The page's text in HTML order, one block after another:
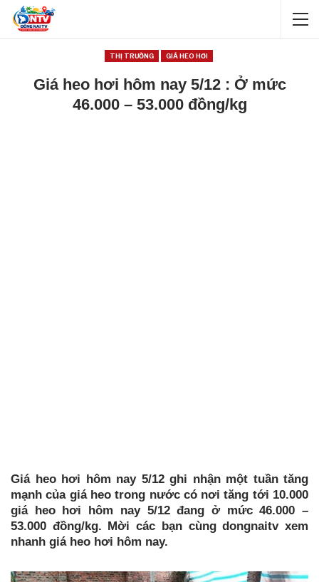
THỊ TRƯỜNG GIÁ HEO HƠI
Giá heo hơi hôm nay 5/12 : Ở mức
46.000 – 53.000 đồng/kg
Giá heo hơi hôm nay 5/12 ghi nhận một tuần tăng
mạnh của giá heo trong nước có nơi tăng tới 10.000
giá heo hơi hôm nay 5/12 đang ở mức 46.000 –
53.000 đồng/kg. Mời các bạn cùng dongnaitv xem
nhanh giá heo hơi hôm nay.